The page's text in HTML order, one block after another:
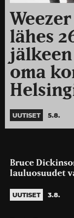
lähes
oma
UUTISET 5.8.
Bruce
lauluosuudet
UUTISET 3.8.